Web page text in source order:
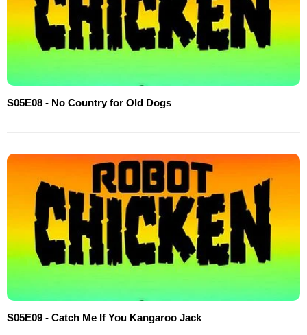
S05E08 - No Country for Old Dogs
S05E09 - Catch Me If You Kangaroo Jack